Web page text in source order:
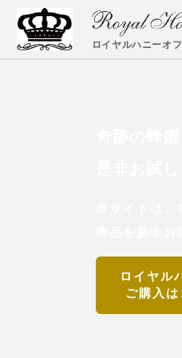
ロイヤルハニーオ
ロイヤル
ご購入は